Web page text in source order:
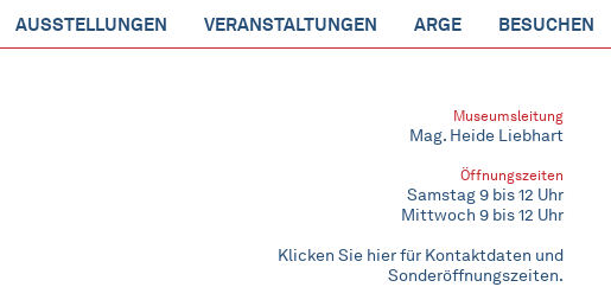
AUSSTELLUNGEN VERANSTALTUNGEN ARGE BESUCHEN
Museumsleitung
Mag. Heide Liebhart
Öffnungszeiten
Samstag 9 bis 12 Uhr
Mittwoch 9 bis 12 Uhr
Klicken Sie hier für Kontaktdaten und
Sonderöffnungszeiten.